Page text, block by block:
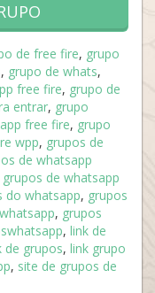
de free fire, grupo
, grupo de whats,
free fire, grupo de
entrar, grupo
free fire, grupo
wpp, grupos de
de whatsapp
grupos de whatsapp
do whatsapp, grupos
, grupos
, link de
de grupos, link grupo
, site de grupos de